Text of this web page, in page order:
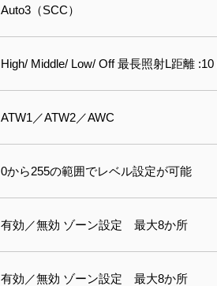
Auto3（SCC）
High/ Middle/ Low/ Off 最長照射L距離 :10
ATW1／ATW2／AWC
0から255の範囲でレベル設定が可能
有効／無効 ゾーン設定 最大8か所
有効／無効 ゾーン設定 最⼤8か所